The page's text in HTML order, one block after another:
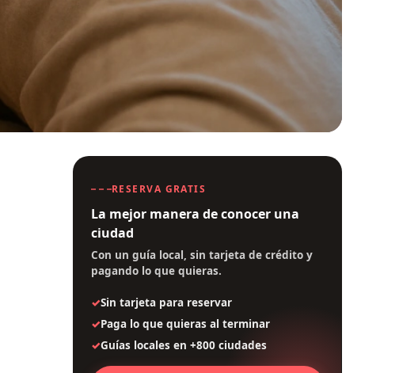
RESERVA GRATIS
La mejor manera de conocer una
ciudad
Con un guía local, sin tarjeta de crédito y
pagando lo que quieras.
Sin tarjeta para reservar
Paga lo que quieras al terminar
Guías locales en +800 ciudades